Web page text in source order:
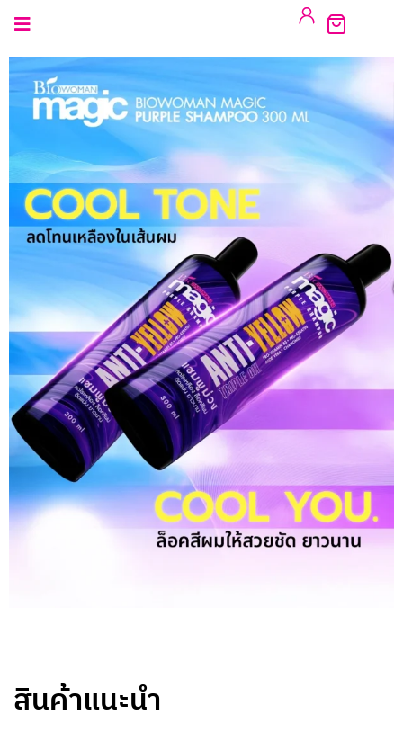
สินค้าแนะนำ